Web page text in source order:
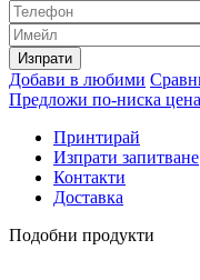
Изпрати
Добави в любими
Предложи по-ниска цена
Принтирай
Изпрати запитване
Контакти
Доставка
Подобни продукти